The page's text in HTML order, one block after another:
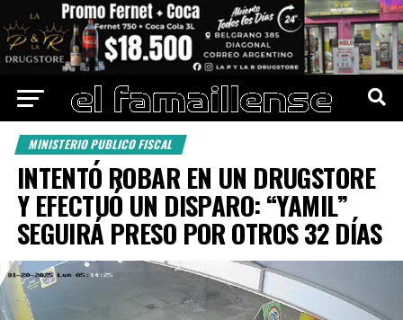
MINISTERIO PUBLICO FISCAL
INTENTÓ ROBAR EN UN DRUGSTORE
Y EFECTUÓ UN DISPARO: “YAMIL”
SEGUIRÁ PRESO POR OTROS 32 DÍAS